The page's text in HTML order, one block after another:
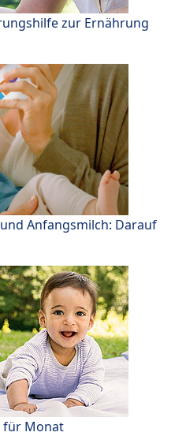
zur Ernährung
Anfangsmilch: Darauf
für Monat